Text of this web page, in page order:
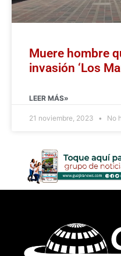
Muere hombre
invasión ‘Los
LEER MÁS»
21 noviembre, 2023 No